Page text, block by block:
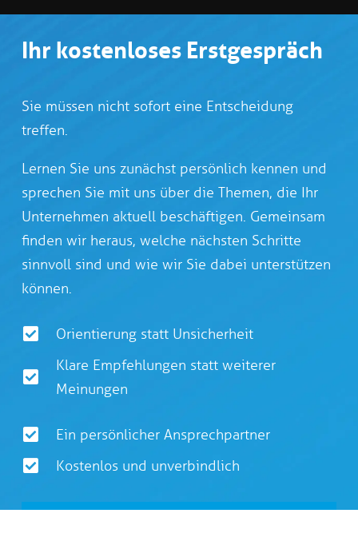
Ihr kostenloses Erstgespräch
Sie müssen nicht sofort eine Entscheidung
treffen.
Lernen Sie uns zunächst persönlich kennen und
sprechen Sie mit uns über die Themen, die Ihr
Unternehmen aktuell beschäftigen. Gemeinsam
finden wir heraus, welche nächsten Schritte
sinnvoll sind und wie wir Sie dabei unterstützen
können.
Orientierung statt Unsicherheit
Klare Empfehlungen statt weiterer
Meinungen
Ein persönlicher Ansprechpartner
Kostenlos und unverbindlich